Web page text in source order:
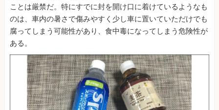
ことは厳禁だ。特にすでに封を開け口に着けているようなも
のは、車内の暑さで傷みやすく少し車に置いていただけでも
腐ってしまう可能性があり、食中毒になってしまう危険性が
ある。